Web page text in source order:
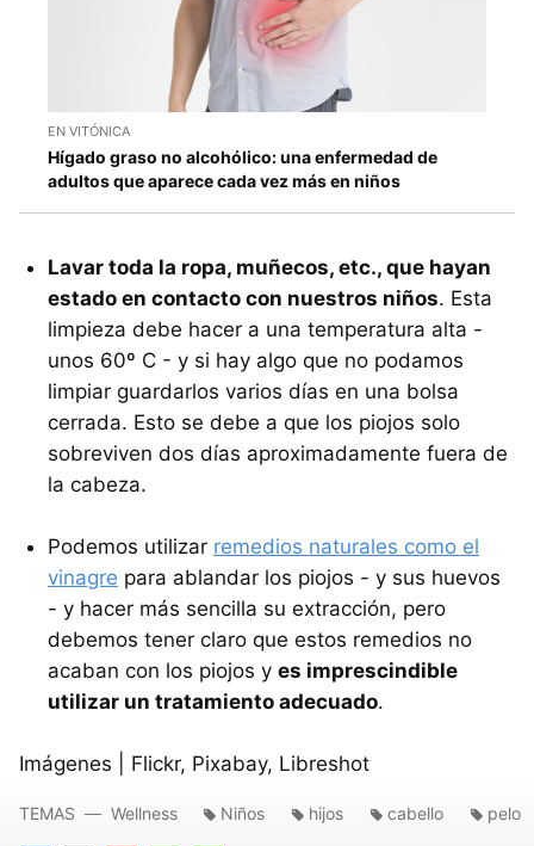
EN VITÓNICA
Hígado graso no alcohólico: una enfermedad de
adultos que aparece cada vez más en niños
Lavar toda la ropa, muñecos, etc., que hayan
estado en contacto con nuestros niños. Esta
limpieza debe hacer a una temperatura alta -
unos 60º C - y si hay algo que no podamos
limpiar guardarlos varios días en una bolsa
cerrada. Esto se debe a que los piojos solo
sobreviven dos días aproximadamente fuera de
la cabeza.
Podemos utilizar remedios naturales como el
vinagre para ablandar los piojos - y sus huevos
- y hacer más sencilla su extracción, pero
debemos tener claro que estos remedios no
acaban con los piojos y es imprescindible
utilizar un tratamiento adecuado.
Imágenes | Flickr, Pixabay, Libreshot
TEMAS Wellness Niños hijos cabello pelo